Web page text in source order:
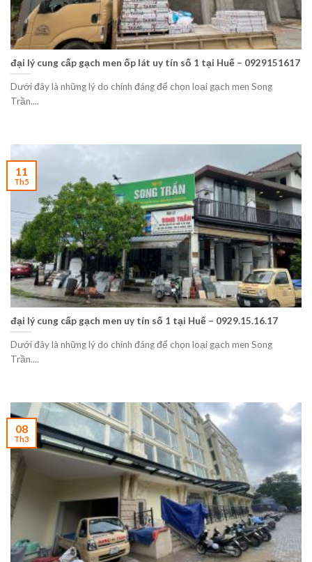
đại lý cung cấp gạch men ốp lát uy tín số 1 tại Huế – 0929151617
Dưới đây là những lý do chính đáng để chọn loại gạch men Song
Trần....
đại lý cung cấp gạch men uy tín số 1 tại Huế – 0929.15.16.17
Dưới đây là những lý do chính đáng để chọn loại gạch men Song
Trần....
11
Th5
08
Th3